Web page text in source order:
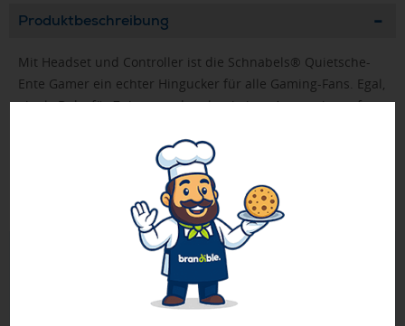
Produktbeschreibung
Mit Headset und Controller ist die Schnabels® Quietsche-
Ente Gamer ein echter Hingucker für alle Gaming-Fans. Egal,
ob als Deko für Zuhause oder als witziges Accessoire auf
Logo oder Slogan wird sie zu einem einzigartigen
Werbegeschenk, das Gaming und Markenbotschaften
Nur Produkte, die unseren
Qualitätscheck
schaffen es in den Shop.Mehr erfahren